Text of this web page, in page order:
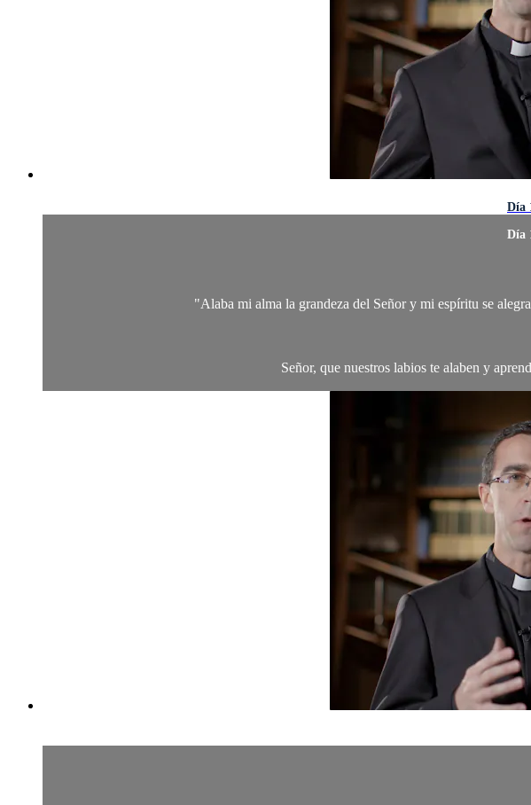
Día
Día
"Alaba mi alma la grandeza del Señor y mi espíritu se
Señor, que nuestros labios te alaben y